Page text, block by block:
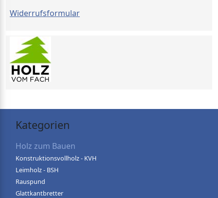
Widerrufsformular
Kategorien
Holz zum Bauen
Konstruktionsvollholz - KVH
Leimholz - BSH
Rauspund
Glattkantbretter